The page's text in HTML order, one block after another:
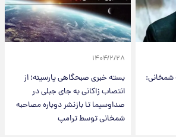
شمخانی:
۱۴۰۴/۲/۲۸
بسته خبری صبحگاهی پارسینه؛ از
انتصاب زاکانی به جای جبلی در
صداوسیما تا بازنشر دوباره مصاحبه
شمخانی توسط ترامپ